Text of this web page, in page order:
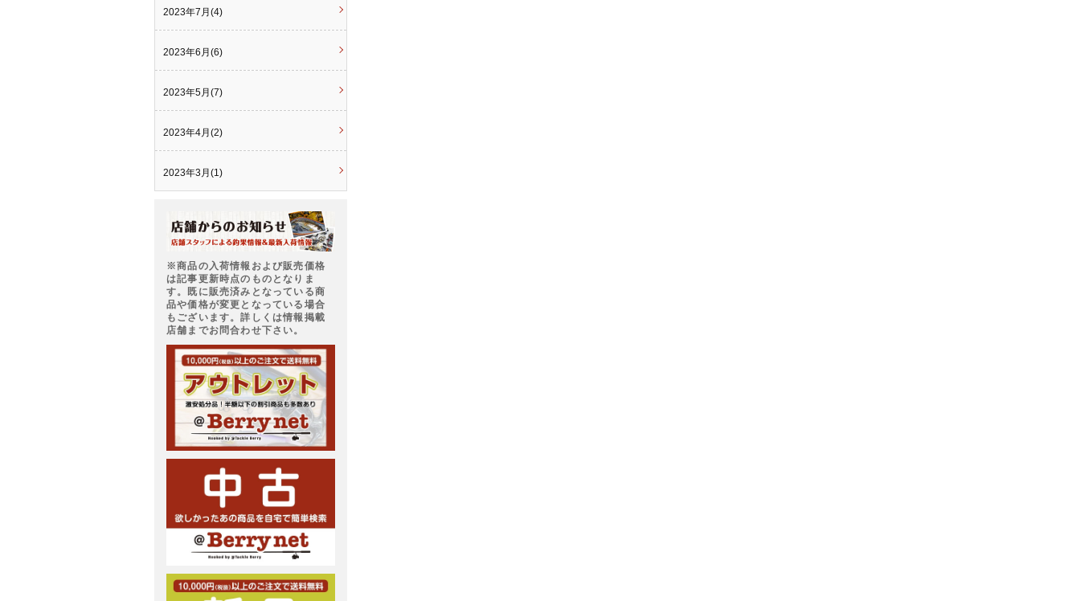
2023年7月(4)
2023年6月(6)
2023年5月(7)
2023年4月(2)
2023年3月(1)
※商品の入荷情報および販売価格
は記事更新時点のものとなりま
す。既に販売済みとなっている商
品や価格が変更となっている場合
もございます。詳しくは情報掲載
店舗までお問合わせ下さい。